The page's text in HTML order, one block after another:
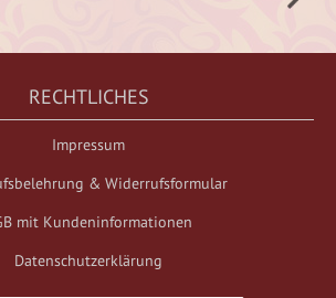
RECHTLICHES
Impressum
& Widerrufsformular
mit Kundeninformationen
Datenschutzerklärung